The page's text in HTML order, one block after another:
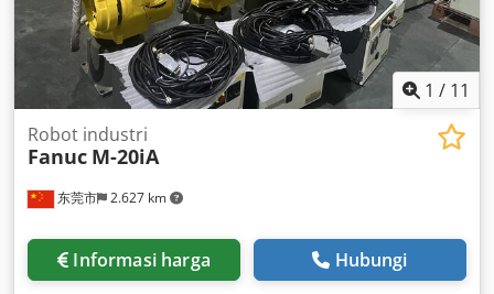
1 / 11
东莞市 2.627 km
Robot industri
Fanuc M-20iA
Informasi harga Hubungi